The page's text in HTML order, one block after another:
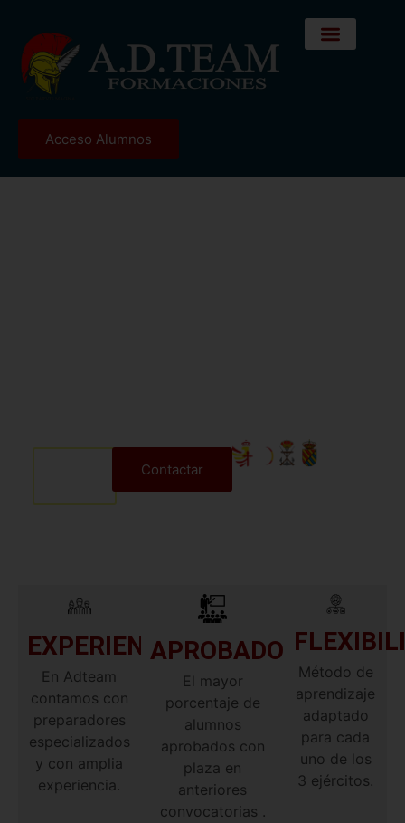
Acceso Alumnos
Contactar
EXPERIENCIA
En Adteam
contamos con
preparadores
especializados
y con amplia
experiencia.
APROBADOS
El mayor
porcentaje de
alumnos
aprobados con
plaza en
anteriores
convocatorias .
Método de
aprendizaje
adaptado
para cada
uno de los
3 ejércitos.